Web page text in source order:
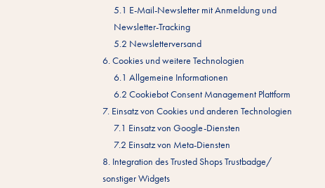
5.1 E-Mail-Newsletter mit Anmeldung und
Newsletter-Tracking
5.2 Newsletterversand
6. Cookies und weitere Technologien
6.1 Allgemeine Informationen
6.2 Cookiebot Consent Management Plattform
7. Einsatz von Cookies und anderen Technologien
7.1 Einsatz von Google-Diensten
7.2 Einsatz von Meta-Diensten
8. Integration des Trusted Shops Trustbadge/
sonstiger Widgets